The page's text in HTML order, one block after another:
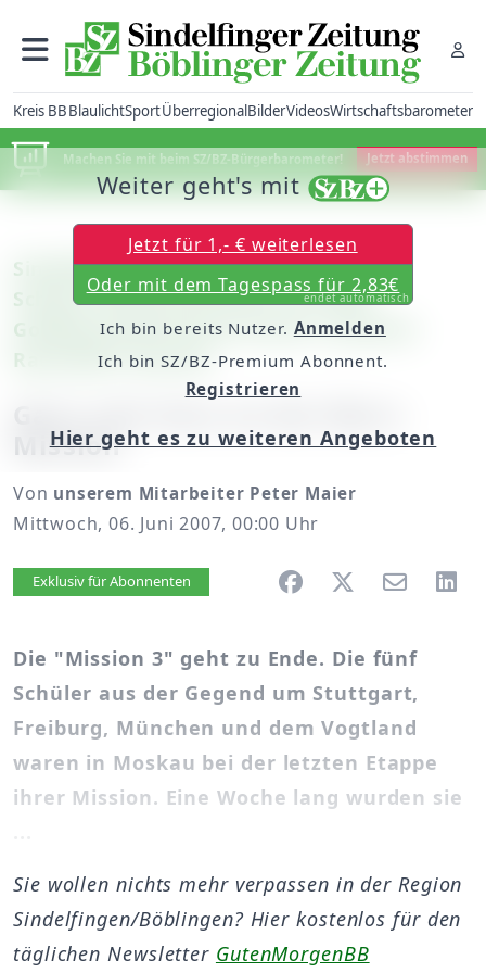
Kreis BBBlaulichtSportÜberregionalBilderVideosWirtschaftsbarometer
Machen Sie mit beim SZ/BZ-Bürgerbarometer! Jetzt abstimmen
Sindelfingen/Böblingen/Gechingen:
Schüler-Kosmonautinnen aus dem
Goldberg-Gymnasium lernen russische
Raumfahrt kennen
Mission
Von unserem Mitarbeiter Peter Maier
Mittwoch, 06. Juni 2007, 00:00 Uhr
Artikel vorlesen
Exklusiv für Abonnenten
Die "Mission 3" geht zu Ende. Die fünf
Schüler aus der Gegend um Stuttgart,
Freiburg, München und dem Vogtland
waren in Moskau bei der letzten Etappe
ihrer Mission. Eine Woche lang wurden sie
Weiter geht's mit
Jetzt für 1,- € weiterlesen
Oder mit dem Tagespass für 2,83€
endet automatisch
Ich bin bereits Nutzer. Anmelden
Ich bin SZ/BZ-Premium Abonnent.
Registrieren
Hier geht es zu weiteren Angeboten
Sie wollen nichts mehr verpassen in der Region
Sindelfingen/Böblingen? Hier kostenlos für den
täglichen Newsletter GutenMorgenBB